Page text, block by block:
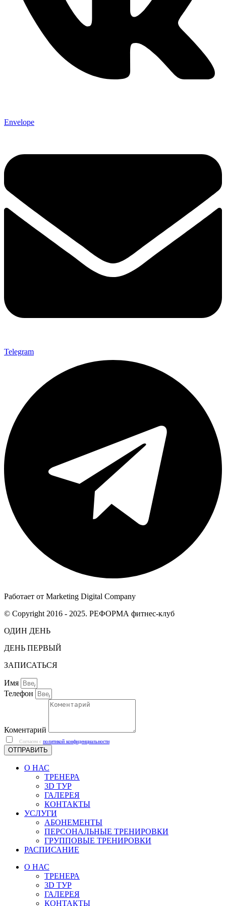
Envelope
Telegram
Работает от Marketing Digital Company
© Copyright 2016 - 2025. РЕФОРМА фитнес-клуб
ОДИН ДЕНЬ
ДЕНЬ ПЕРВЫЙ
ЗАПИСАТЬСЯ
Имя
Телефон
Коментарий
Согласен с политикой конфиденциальности
ОТПРАВИТЬ
О НАС
ТРЕНЕРА
3D ТУР
ГАЛЕРЕЯ
КОНТАКТЫ
УСЛУГИ
АБОНЕМЕНТЫ
ПЕРСОНАЛЬНЫЕ ТРЕНИРОВКИ
ГРУППОВЫЕ ТРЕНИРОВКИ
РАСПИСАНИЕ
О НАС
ТРЕНЕРА
3D ТУР
ГАЛЕРЕЯ
КОНТАКТЫ